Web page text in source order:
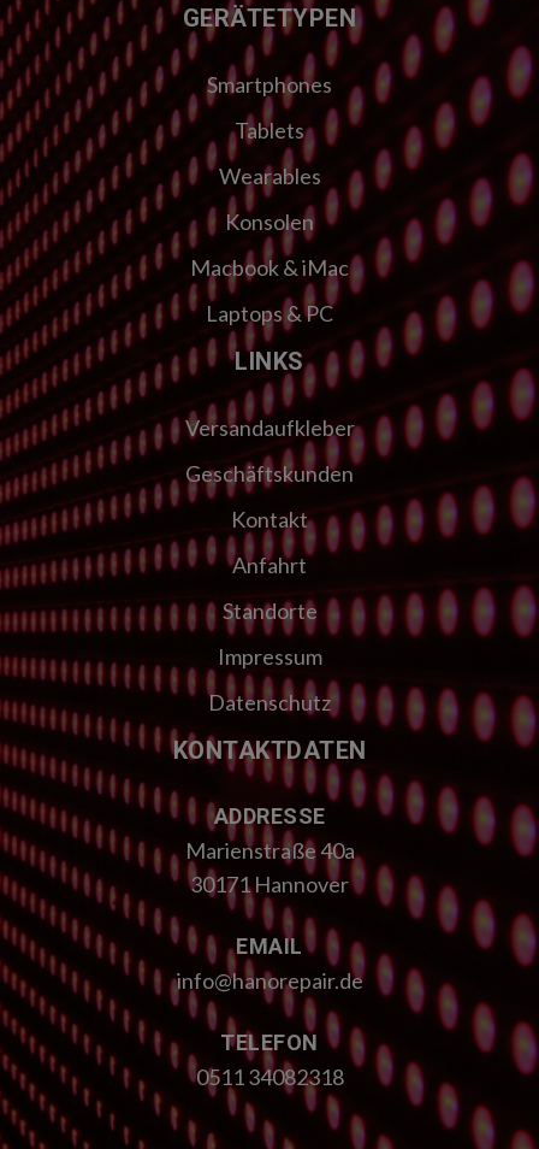
FUSSZEILE GERÄTETYPEN
Smartphones
Tablets
Wearables
Konsolen
Macbook & iMac
Laptops & PC
LINKS
Versandaufkleber
Geschäftskunden
Kontakt
Anfahrt
Standorte
Impressum
Datenschutz
KONTAKTDATEN
ADDRESSE
Marienstraße 40a
30171 Hannover
EMAIL
info@hanorepair.de
TELEFON
0511 34082318